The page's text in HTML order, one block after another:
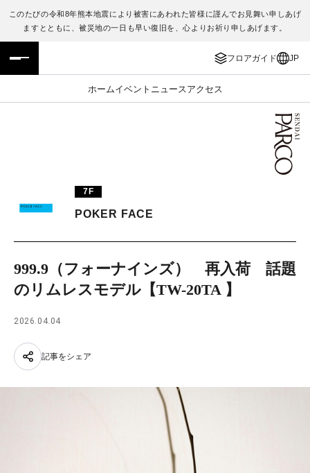
このたびの令和8年熊本地震により被害にあわれた皆様に謹んでお見舞い申しあげ
ますとともに、被災地の一日も早い復旧を、心よりお祈り申しあげます。
フロアガイド JP
ホームイベント ニュース アクセス
フロアガイド
施設案内・アクセス
TAX FREE
JP
ENGLISH
繁体字
日本語
7F
POKER FACE
999.9（フォーナインズ） 再入荷 話題
のリムレスモデル【TW-20TA 】
2026.04.04
記事をシェア